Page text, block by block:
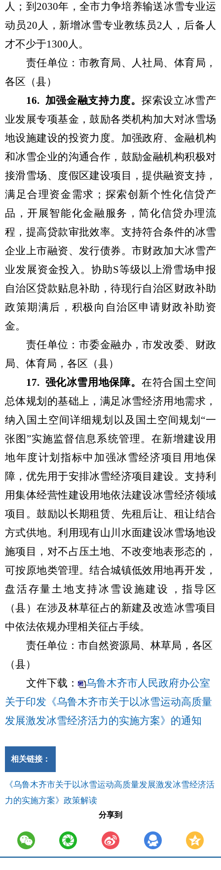
人；到 2030年，全市力争培养输送冰雪专业运
动员20 人，新增冰雪专业教练员2人，后备人
才不少于1300人。
责任单位：市教育局、人社局、体育局，
各区（县）
16. 加强金融支持力度。 探索设立冰雪产
业发展专项基金 ，鼓励各类机构加大对冰雪场
地设施建设的投资力度。加强政府、金融机构
和冰雪企业的沟通合作， 鼓励金融机构积极对
接滑雪场、度假区建设项目，提供融资支持，
满足合理资金需求 ； 探索创新个性化信贷产
品，开展智能化金融服务，简化信贷办理流
程，提高贷款审批效率。支持符合条件的冰雪
企业上市融资、发行债券。市财政加大冰雪产
业发展资金投入。协助S等级以上滑雪场申报
自治区贷款贴息补助，待现行自治区财政补助
政策期满后，积极向自治区申请财政补助资
金。
责任单位：市委金融办，市发改委、
财政
局、体育局 ， 各区（县）
17. 强化冰雪用地保障。 在符合 国土空间
总体规划 的基础上 ， 满足冰雪经济用地需求，
纳入国土空间详细规划 以及国土空间规划 “一
张图”实施监督信息系统管理 。 在新增建设用
地年度计划指标中加强冰雪经济项目用地保
障，优先用于安排冰雪经济项目建设。支持利
用集体经营性建设用地依法建设冰雪经济领域
项目。鼓励以长期租赁、先租后让、租让结合
方式供地。利用现有山川水面建设冰雪场地设
施项目，对不占压土地、不改变地表形态的，
可按原地类管理。结合城镇低效用地再开发，
盘活存量土地支持冰雪设施建设
，指导区
（县）在涉及林草征占的新建及改造冰雪项目
中依法依规办理相关征占手续。
责任单位：市自然资源局、林草局，各区
（县）
文件下载：
乌鲁木齐市人民政府办公室
关于印发《‌乌鲁木齐市关于以冰雪运动高质量
发展激发冰雪经济活力的实施方案》的通知
相关链接：
《乌鲁木齐市关于以冰雪运动高质量发展激发冰雪经济活
力的实施方案》政策解读
分享到